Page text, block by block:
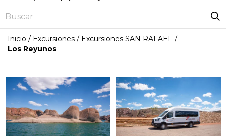
Inicio / Excursiones / Excursiones SAN RAFAEL /
Los Reyunos